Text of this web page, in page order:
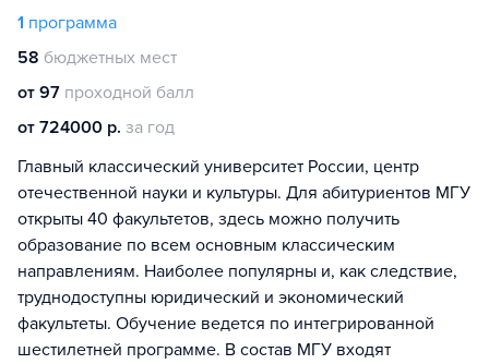
1 программа
58 бюджетных мест
от 97 проходной балл
от 724000 р. за год
Главный классический университет России, центр
отечественной науки и культуры. Для абитуриентов МГУ
открыты 40 факультетов, здесь можно получить
образование по всем основным классическим
направлениям. Наиболее популярны и, как следствие,
труднодоступны юридический и экономический
факультеты. Обучение ведется по интегрированной
шестилетней программе. В состав МГУ входят